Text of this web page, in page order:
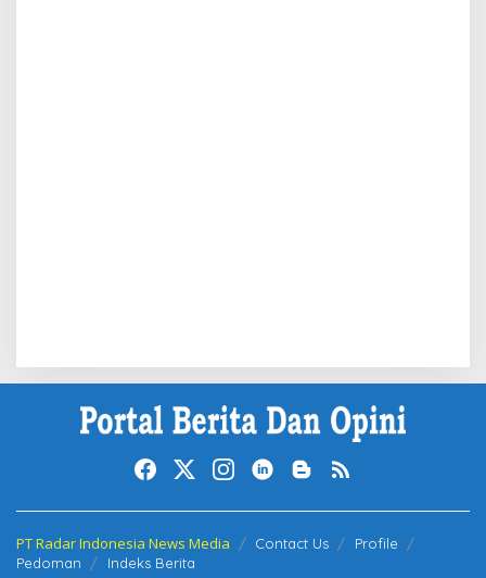
PT Radar Indonesia News Media Contact Us
Profile
Pedoman
Indeks Berita